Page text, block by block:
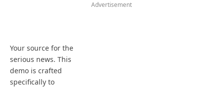
Advertisement
Your source for the
serious news. This
demo is crafted
specifically to